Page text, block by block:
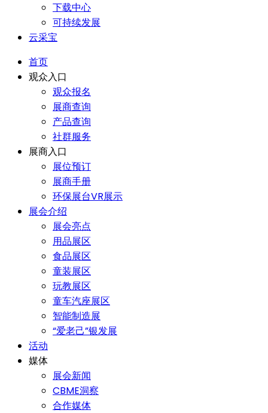
下载中心
可持续发展
云采宝
首页
观众入口
观众报名
展商查询
产品查询
社群服务
展商入口
展位预订
展商手册
环保展台VR展示
展会介绍
展会亮点
用品展区
食品展区
童装展区
玩教展区
童车汽座展区
智能制造展
“爱老己”银发展
活动
媒体
展会新闻
CBME洞察
合作媒体